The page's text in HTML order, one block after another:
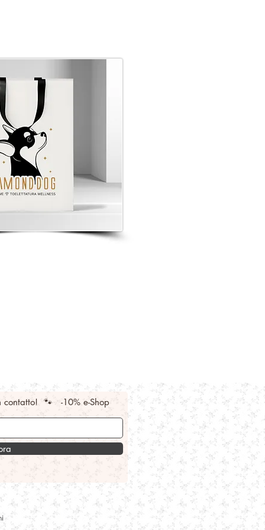
contatto! 🐾 -10% e-Shop